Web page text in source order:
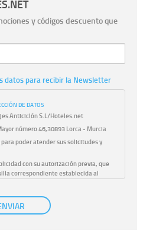
y códigos descuento que
datos para recibir la Newsletter
DE DATOS
Anticiclón S.L/Hoteles.net
número 46,30893 Lorca - Murcia
poder atender sus solicitudes y
con su autorización previa, que
correspondiente establecida al
sus datos con su consentimiento
la casilla correspondiente